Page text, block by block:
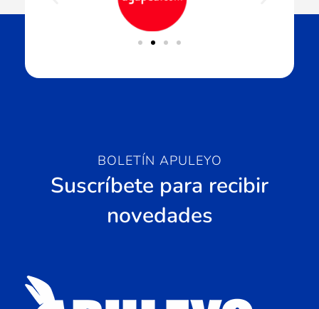
BOLETÍN APULEYO
Suscríbete para recibir
novedades